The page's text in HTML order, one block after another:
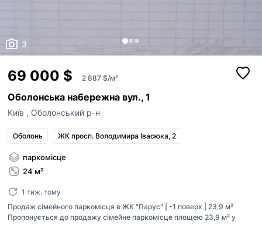
3
69 000 $ 2 887 $/м²
Оболонська набережна вул., 1
Київ , Оболонський р-н
Оболонь ЖК просп. Володимира Івасюка, 2
паркомісце
24 м²
1 тиж. тому
Продаж сімейного паркомісця в ЖК "Парус" | -1 поверх | 23,9 м²
Пропонується до продажу сімейне паркомісце площею 23,9 м² у